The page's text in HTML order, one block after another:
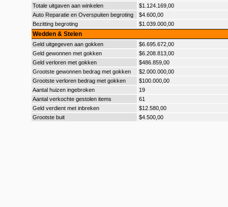
Totale uitgaven aan winkelen
$1.124.169,00
Auto Reparatie en Overspuiten begroting
$4.600,00
Bezitting begroting
$1.039.000,00
Wedden & Stelen
Geld uitgegeven aan gokken
$6.695.672,00
Geld gewonnen met gokken
$6.208.813,00
Geld verloren met gokken
$486.859,00
Grootste gewonnen bedrag met gokken
$2.000.000,00
Grootste verloren bedrag met gokken
$100.000,00
Aantal huizen ingebroken
19
Aantal verkochte gestolen items
61
Geld verdient met inbreken
$12.580,00
Grootste buit
$4.500,00